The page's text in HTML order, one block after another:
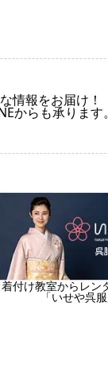
情報をお届け！
からも承ります。
着付け教室からレン
「いせや呉